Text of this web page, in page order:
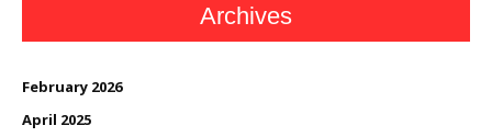
Archives
February 2026
April 2025